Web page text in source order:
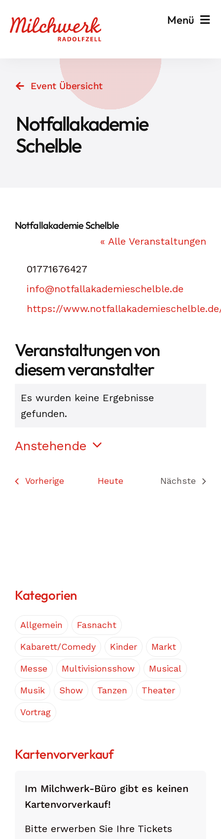
Inhalt
Menü
Veranstalten & Planen
Besuchen & Informieren
Events
Event Übersicht
Notfallakademie
Schelble
Notfallakademie Schelble
« Alle Veranstaltungen
Telefon
01771676427
Email
info@notfallakademieschelble.de
Webseite
https://
Veranstaltungen von
diesem veranstalter
Hinweis
Es wurden keine Ergebnisse
gefunden.
Anstehende
wählen.
Vorherige Veranstaltungen
Heute
Nächste
Kategorien
Allgemein Fasnacht
Kabarett/Comedy Kinder Markt
Messe Multivisionsshow Musical
Musik Show Tanzen Theater
Vortrag
Kartenvorverkauf
Im Milchwerk-Büro gibt es keinen
Karten­vor­verkauf!
Bitte erwerben Sie Ihre Tickets